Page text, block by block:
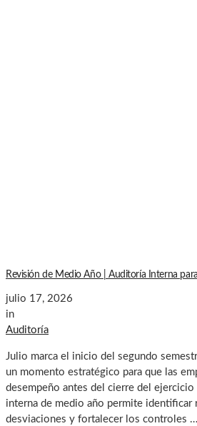
Revisión de Medio Año | Auditoría Interna
julio 17, 2026
in
Auditoría
Julio marca el inicio del segundo
un momento estratégico para que las
desempeño antes del cierre del
interna de medio año permite identificar
desviaciones y fortalecer los controles …